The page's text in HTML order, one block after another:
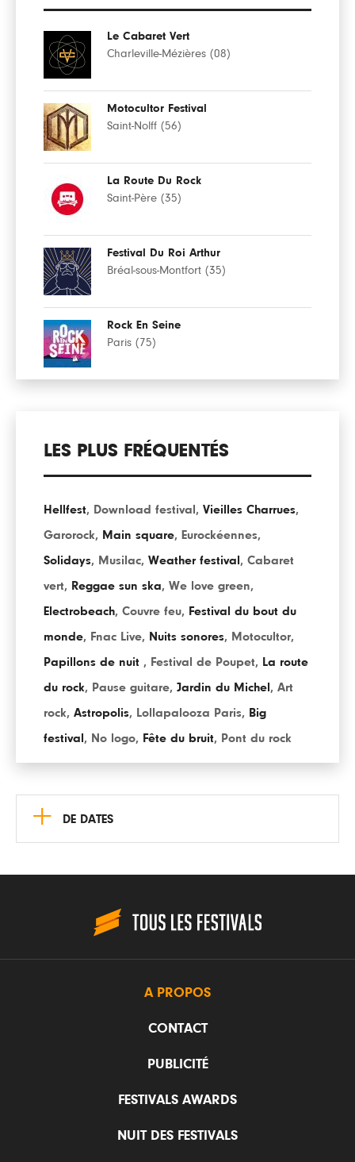
Le Cabaret Vert
Charleville-Mézières (08)
Motocultor Festival
Saint-Nolff (56)
La Route Du Rock
Saint-Père (35)
Festival Du Roi Arthur
Bréal-sous-Montfort (35)
Rock En Seine
Paris (75)
LES PLUS FRÉQUENTÉS
Hellfest, Download festival , Vieilles Charrues,
Garorock, Main square, Eurockéennes,
Solidays, Musilac, Weather festival , Cabaret
vert, Reggae sun ska, We love green,
Electrobeach, Couvre feu, Festival du bout du
monde, Fnac Live, Nuits sonores, Motocultor,
Papillons de nuit , Festival de Poupet, La route
du rock, Pause guitare, Jardin du Michel , Art
rock, Astropolis, Lollapalooza Paris, Big
festival , No logo, Fête du bruit, Pont du rock
+ DE DATES
A PROPOS
CONTACT
PUBLICITÉ
FESTIVALS AWARDS
NUIT DES FESTIVALS